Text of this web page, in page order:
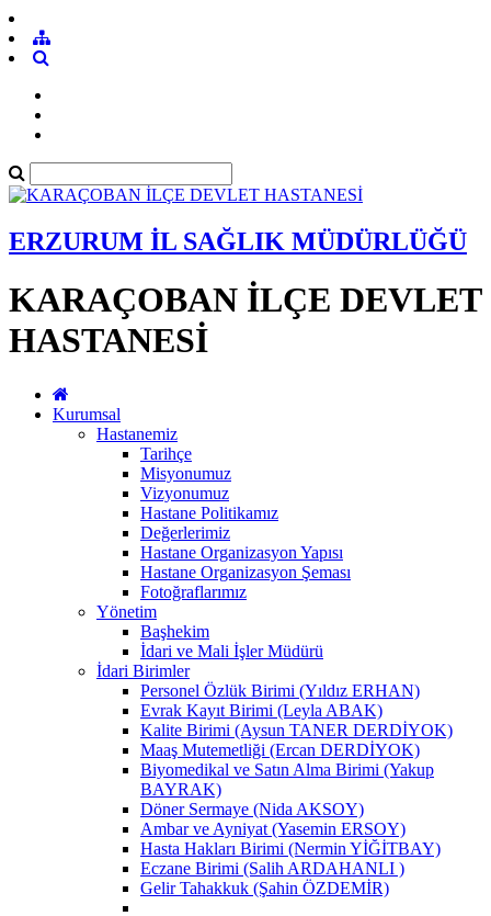
ERZURUM İL SAĞLIK MÜDÜRLÜĞÜ
KARAÇOBAN İLÇE DEVLET
HASTANESİ
Kurumsal
Hastanemiz
Tarihçe
Misyonumuz
Vizyonumuz
Hastane Politikamız
Değerlerimiz
Hastane Organizasyon Yapısı
Hastane Organizasyon Şeması
Fotoğraflarımız
Yönetim
Başhekim
İdari ve Mali İşler Müdürü
İdari Birimler
Personel Özlük Birimi (Yıldız ERHAN)
Evrak Kayıt Birimi (Leyla ABAK)
Kalite Birimi (Aysun TANER DERDİYOK)
Maaş Mutemetliği (Ercan DERDİYOK)
Biyomedikal ve Satın Alma Birimi (Yakup
BAYRAK)
Döner Sermaye (Nida AKSOY)
Ambar ve Ayniyat (Yasemin ERSOY)
Hasta Hakları Birimi (Nermin YİĞİTBAY)
Eczane Birimi (Salih ARDAHANLI )
Gelir Tahakkuk (Şahin ÖZDEMİR)